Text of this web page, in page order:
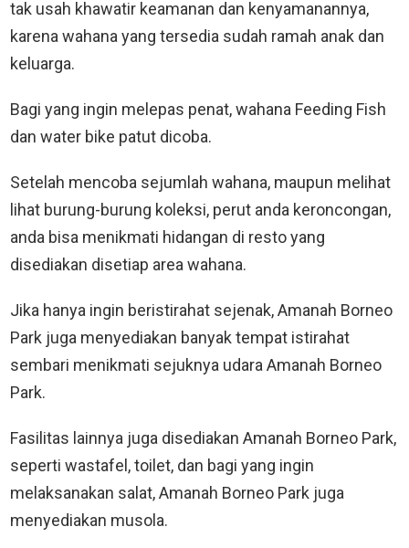
tak usah khawatir keamanan dan kenyamanannya,
karena wahana yang tersedia sudah ramah anak dan
keluarga.
Bagi yang ingin melepas penat, wahana Feeding Fish
dan water bike patut dicoba.
Setelah mencoba sejumlah wahana, maupun melihat
lihat burung-burung koleksi, perut anda keroncongan,
anda bisa menikmati hidangan di resto yang
disediakan disetiap area wahana.
Jika hanya ingin beristirahat sejenak, Amanah Borneo
Park juga menyediakan banyak tempat istirahat
sembari menikmati sejuknya udara Amanah Borneo
Park.
Fasilitas lainnya juga disediakan Amanah Borneo Park,
seperti wastafel, toilet, dan bagi yang ingin
melaksanakan salat, Amanah Borneo Park juga
menyediakan musola.